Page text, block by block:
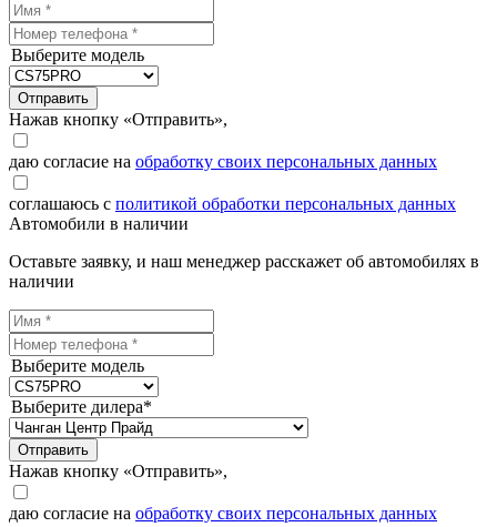
Выберите модель
Отправить
Нажав кнопку «Отправить»,
даю согласие на обработку своих персональных данных
соглашаюсь с политикой обработки персональных данных
Автомобили в наличии
Оставьте заявку, и наш менеджер расскажет об автомобилях в
наличии
Выберите модель
Выберите дилера*
Отправить
Нажав кнопку «Отправить»,
даю согласие на обработку своих персональных данных